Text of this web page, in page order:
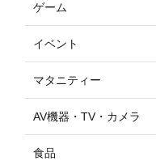
ゲーム
イベント
マタニティー
AV機器・TV・カメラ
食品